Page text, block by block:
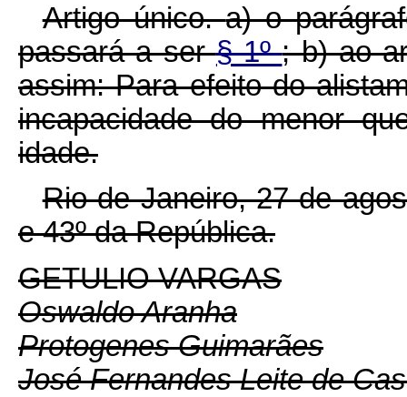
Artigo único.a) o
passará a ser§ 1º; b) ao
assim: Para efeito do
incapacidade do menor
idade.
Rio de Janeiro, 27 de
e 43º da República.
GETULIO VARGAS
Oswaldo Aranha
Protogenes Guimarães
José Fernandes Leite de